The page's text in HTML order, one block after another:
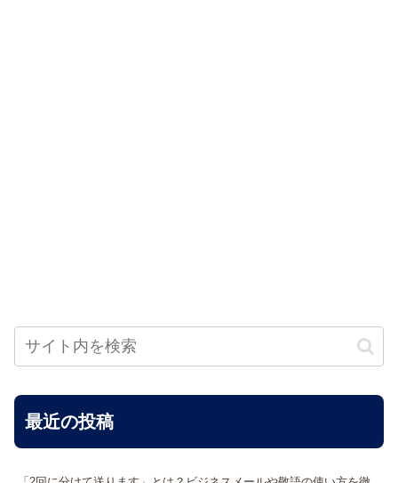
最近の投稿